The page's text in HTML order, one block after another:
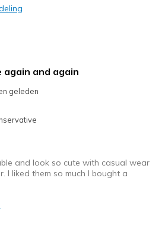
true to width
Really Into Shoes
again and again
geleden
and look so cute with casual wear
I liked them so much I bought a